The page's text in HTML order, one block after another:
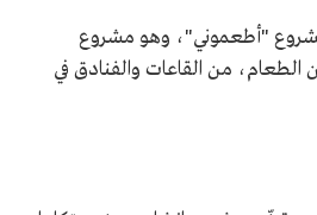
"أطعموني"، وهو مشروع
من القاعات والفنادق في